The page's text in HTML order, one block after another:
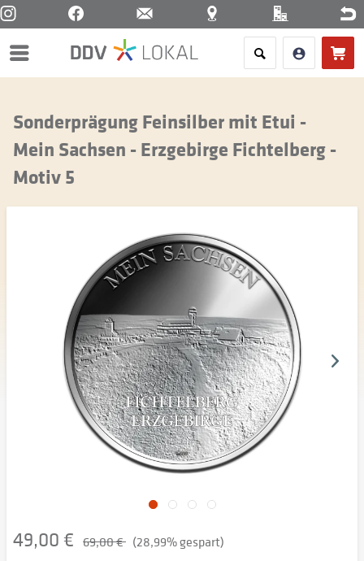
Menü
Sonderprägung Feinsilber mit Etui -
Mein Sachsen - Erzgebirge Fichtelberg -
Motiv 5
49,00 € 69,00 € (28,99% gespart)